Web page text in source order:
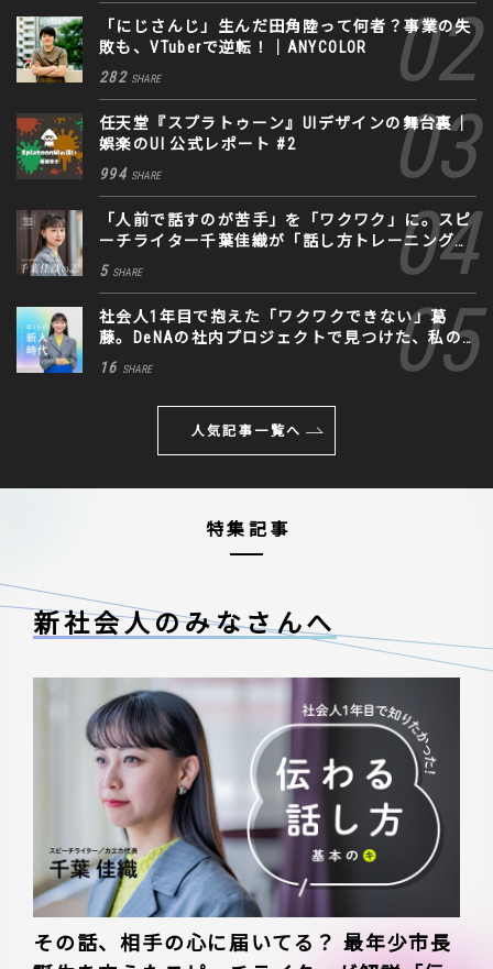
「にじさんじ」生んだ田角陸って何者？事業の失
敗も、VTuberで逆転！｜ANYCOLOR
282 SHARE
任天堂『スプラトゥーン』UIデザインの舞台裏｜
娯楽のUI 公式レポート #2
994 SHARE
「人前で話すのが苦手」を「ワクワク」に。スピ
ーチライター千葉佳織が「話し方トレーニング」
に込めた思い
5 SHARE
社会人1年目で抱えた「ワクワクできない」葛
藤。DeNAの社内プロジェクトで見つけた、私の
生きる道
16 SHARE
人気記事一覧へ
特集記事
新社会人のみなさんへ
その話、相手の心に届いてる？ 最年少市長